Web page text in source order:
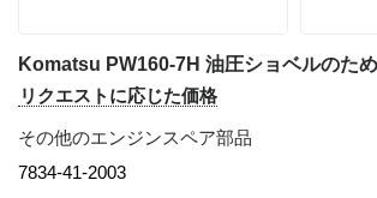
リクエストに応じた価格
その他のエンジンスペア部品
7834-41-2003